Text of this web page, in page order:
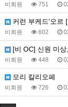
비회원 751
커런 부케드'오르
비회원 602
[비 OC] 신원 미
비회원 448
모리 칼리오페
비회원 726